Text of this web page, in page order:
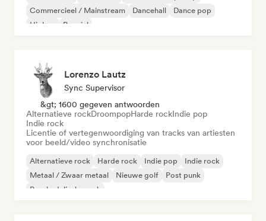
Commercieel / Mainstream
Dancehall
Dance pop
Hiphop
Popziel
Lorenzo Lautz
Sync Supervisor
&gt; 1600 gegeven antwoorden
Alternatieve rockDroompopHarde rockIndie pop
Indie rock
Licentie of vertegenwoordiging van tracks van artiesten
voor beeld/video synchronisatie
Alternatieve rock Harde rock Indie pop
Indie rock
Metaal / Zwaar metaal
Nieuwe golf
Post punk
Psychedelische rock